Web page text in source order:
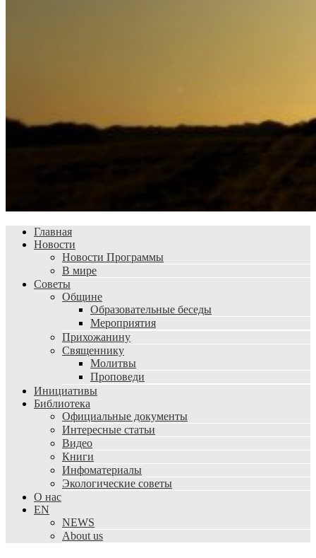
Главная
Новости
Новости Программы
В мире
Советы
Общине
Образовательные беседы
Мероприятия
Прихожанину
Священнику
Молитвы
Проповеди
Инициативы
Библиотека
Официальные документы
Интересные статьи
Видео
Книги
Инфоматериалы
Экологические советы
О нас
EN
NEWS
About us